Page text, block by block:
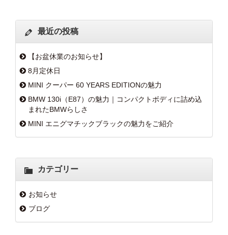
最近の投稿
【お盆休業のお知らせ】
8月定休日
MINI クーパー 60 YEARS EDITIONの魅力
BMW 130i（E87）の魅力｜コンパクトボディに詰め込
まれたBMWらしさ
MINI エニグマチックブラックの魅力をご紹介
カテゴリー
お知らせ
ブログ